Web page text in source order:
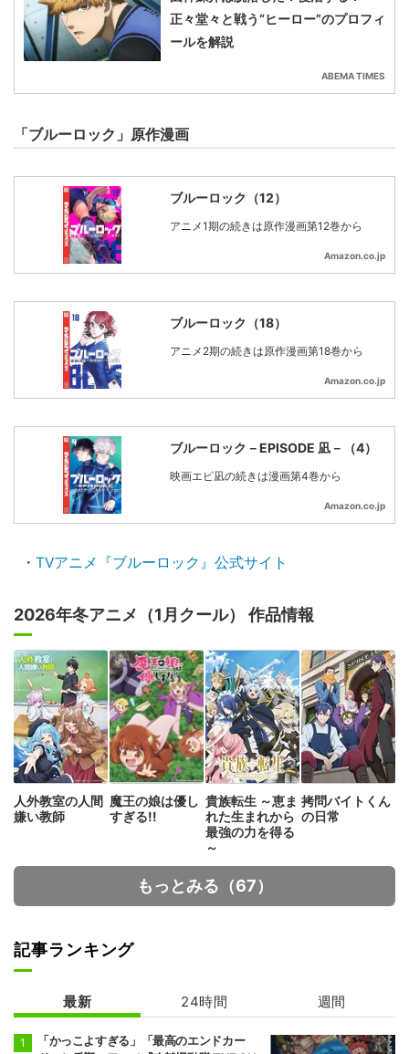
正々堂々と戦う“ヒーロー”のプロフィ
ールを解説
ABEMA TIMES
「ブルーロック」原作漫画
ブルーロック（12）
アニメ1期の続きは原作漫画第12巻から
Amazon.co.jp
ブルーロック（18）
アニメ2期の続きは原作漫画第18巻から
Amazon.co.jp
ブルーロック－EPISODE 凪－（4）
映画エピ凪の続きは漫画第4巻から
Amazon.co.jp
・ TVアニメ『ブルーロック』公式サイト
2026年冬アニメ（1月クール） 作品情報
人外教室の人間
嫌い教師
魔王の娘は優し
すぎる!!
貴族転生 ～恵ま
れた生まれから
最強の力を得る
～
拷問バイトくん
の日常
もっとみる（67）
記事ランキング
最新 24時間 週間
「かっこよすぎる」「最高のエンドカー